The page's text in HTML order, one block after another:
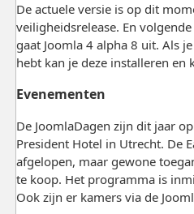
De actuele versie is op dit
veiligheidsrelease. En
gaat Joomla 4 alpha 8 uit. Als
hebt kan je deze installeren en
Evenementen
De JoomlaDagen zijn dit jaar
President Hotel in Utrecht. De
afgelopen, maar gewone
te koop. Het programma is
Ook zijn er kamers via de